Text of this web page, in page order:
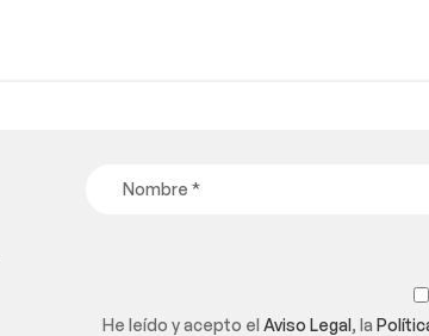
He leído y acepto elAviso Legal, la